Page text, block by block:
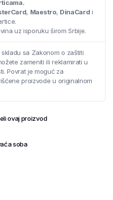
, Maestro, DinaCard i
uz isporuku širom Srbije.
skladu sa Zakonom o zaštiti
zameniti ili reklamirati u
Povrat je moguć za
proizvode u originalnom
ovaj proizvod
soba